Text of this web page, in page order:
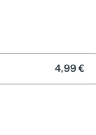
4,99 €